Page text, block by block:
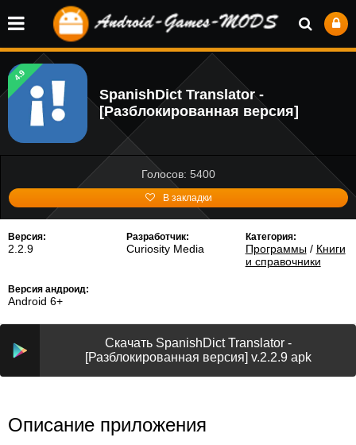
4.9
SpanishDict Translator -
[Разблокированная версия]
Голосов: 5400
В закладки
Версия:
2.2.9
Разработчик:
Curiosity Media
Категория:
Программы/ Книги
и справочники
Версия андроид:
Android 6+
Скачать SpanishDict Translator -
[Разблокированная версия] v.2.2.9 apk
Описание приложения